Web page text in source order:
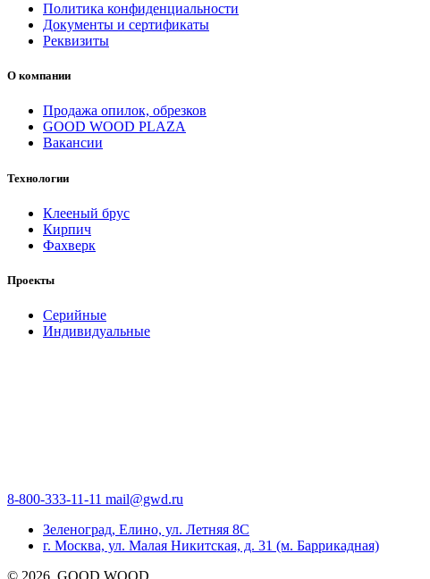
Политика конфиденциальности
Документы и сертификаты
Реквизиты
О компании
Продажа опилок, обрезков
GOOD WOOD PLAZA
Вакансии
Технологии
Клееный брус
Кирпич
Фахверк
Проекты
Серийные
Индивидуальные
8-800-333-11-11 mail@gwd.ru
Зеленоград, Елино, ул. Летняя 8С
г. Москва, ул. Малая Никитская, д. 31 (м. Баррикадная)